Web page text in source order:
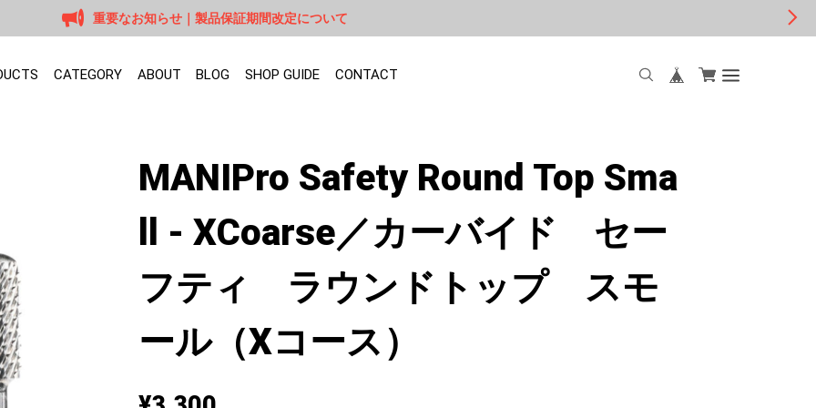
重要なお知らせ｜製品保証期間改定について
CATEGORY ABOUT BLOG SHOP GUIDE CONTACT
MANIPro Safety Round Top Sma
ll - XCoarse／カーバイド セー
フティ ラウンドトップ スモ
ール（Xコース）